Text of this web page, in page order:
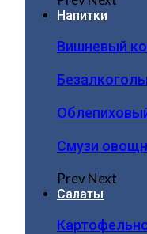
Напитки
Вишневый
Смузи
PrevNext
Салаты